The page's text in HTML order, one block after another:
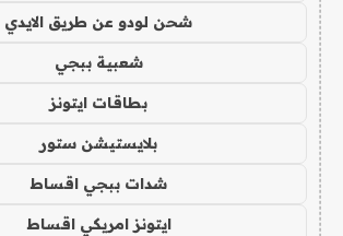
شحن لودو عن طريق الايدي
شعبية ببجي
بطاقات ايتونز
بلايستيشن ستور
شدات ببجي اقساط
ايتونز امريكي اقساط